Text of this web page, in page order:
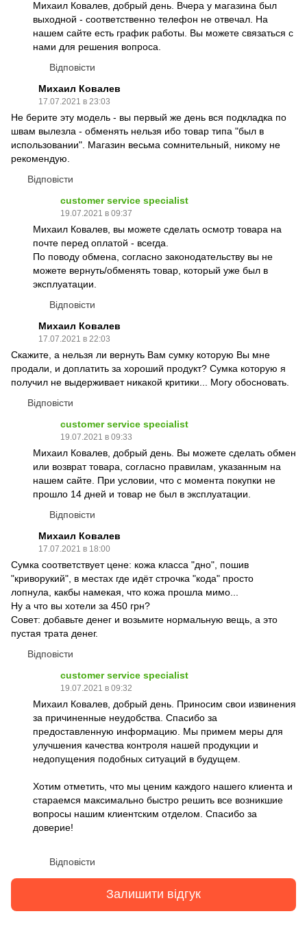
Михаил Ковалев, добрый день. Вчера у магазина был
выходной - соответственно телефон не отвечал. На
нашем сайте есть график работы. Вы можете связаться с
нами для решения вопроса.
Відповісти
Михаил Ковалев
17.07.2021 в 23:03
Не берите эту модель - вы первый же день вся подкладка по
швам вылезла - обменять нельзя ибо товар типа "был в
использовании". Магазин весьма сомнительный, никому не
рекомендую.
Відповісти
customer service specialist
19.07.2021 в 09:37
Михаил Ковалев, вы можете сделать осмотр товара на
почте перед оплатой - всегда.
По поводу обмена, согласно законодательству вы не
можете вернуть/обменять товар, который уже был в
эксплуатации.
Відповісти
Михаил Ковалев
17.07.2021 в 22:03
Скажите, а нельзя ли вернуть Вам сумку которую Вы мне
продали, и доплатить за хороший продукт? Сумка которую я
получил не выдерживает никакой критики... Могу обосновать.
Відповісти
customer service specialist
19.07.2021 в 09:33
Михаил Ковалев, добрый день. Вы можете сделать обмен
или возврат товара, согласно правилам, указанным на
нашем сайте. При условии, что с момента покупки не
прошло 14 дней и товар не был в эксплуатации.
Відповісти
Михаил Ковалев
17.07.2021 в 18:00
Сумка соответствует цене: кожа класса "дно", пошив
"криворукий", в местах где идёт строчка "кода" просто
лопнула, какбы намекая, что кожа прошла мимо...
Ну а что вы хотели за 450 грн?
Совет: добавьте денег и возьмите нормальную вещь, а это
пустая трата денег.
Відповісти
customer service specialist
19.07.2021 в 09:32
Михаил Ковалев, добрый день. Приносим свои извинения
за причиненные неудобства. Спасибо за
предоставленную информацию. Мы примем меры для
улучшения качества контроля нашей продукции и
недопущения подобных ситуаций в будущем.
Хотим отметить, что мы ценим каждого нашего клиента и
стараемся максимально быстро решить все возникшие
вопросы нашим клиентским отделом. Спасибо за
доверие!
Відповісти
Залишити відгук